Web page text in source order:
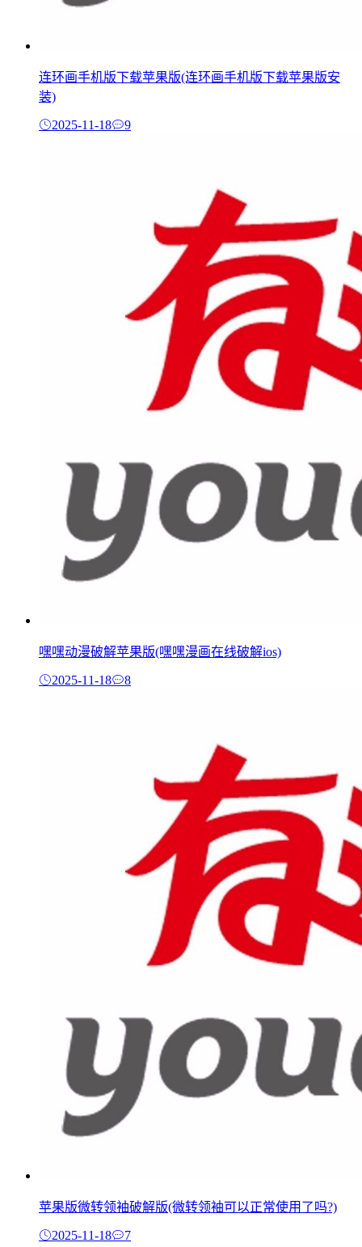
连环画手机版下载苹果版(连环画手机版下载苹果版安
装)
2025-11-18 9
嘿嘿动漫破解苹果版(嘿嘿漫画在线破解ios)
2025-11-18 8
苹果版微转领袖破解版(微转领袖可以正常使用了吗?)
2025-11-18 7